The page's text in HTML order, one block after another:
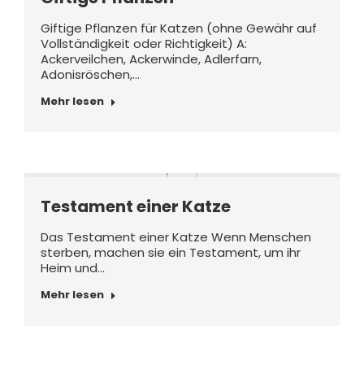
Giftige Pflanzen für Katzen (ohne Gewähr auf
Vollständigkeit oder Richtigkeit) A:
Ackerveilchen, Ackerwinde, Adlerfarn,
Adonisröschen,…
Mehr lesen
Testament einer Katze
Das Testament einer Katze Wenn Menschen
sterben, machen sie ein Testament, um ihr
Heim und…
Mehr lesen